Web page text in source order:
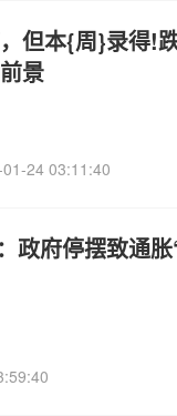
但本{周}录得!
景
24 03:11:40
政府停摆致通